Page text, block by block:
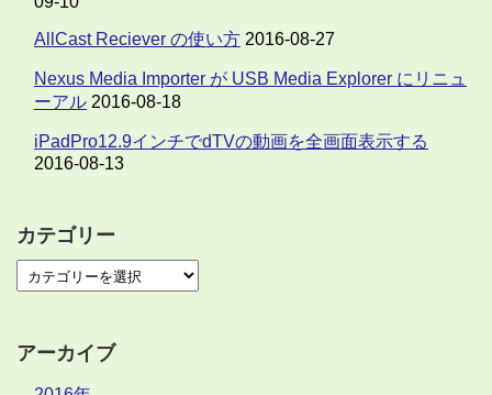
AllCast Reciever の使い方 2016-08-27
Nexus Media Importer が USB Media Explorer にリニュ
ーアル 2016-08-18
iPadPro12.9インチでdTVの動画を全画面表示する
2016-08-13
カテゴリー
アーカイブ